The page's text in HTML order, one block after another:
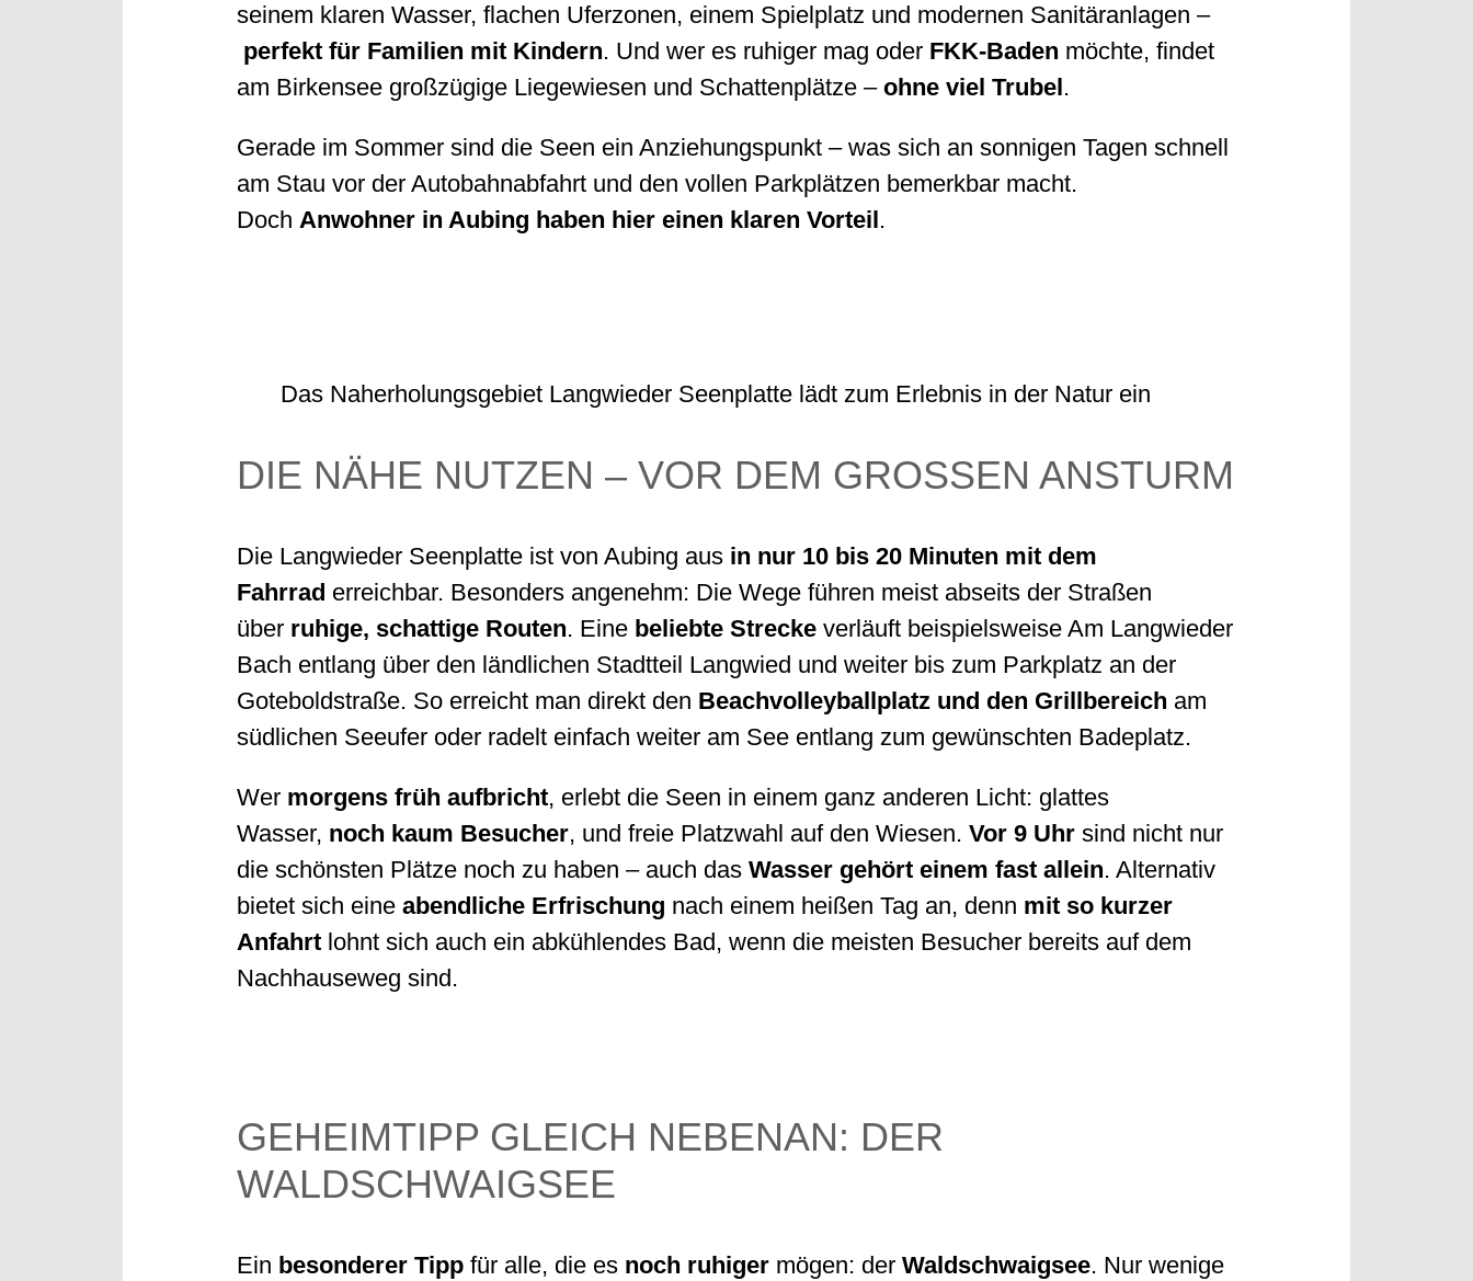
seinem klaren Wasser, flachen Uferzonen, einem Spielplatz und modernen Sanitäranlagen –
perfekt für Familien mit Kindern. Und wer es ruhiger mag oder FKK-Baden möchte, findet
am Birkensee großzügige Liegewiesen und Schattenplätze – ohne viel Trubel .
Gerade im Sommer sind die Seen ein Anziehungspunkt – was sich an sonnigen Tagen schnell
am Stau vor der Autobahnabfahrt und den vollen Parkplätzen bemerkbar macht.
Doch Anwohner in Aubing haben hier einen klaren Vorteil .
Das Naherholungsgebiet Langwieder Seenplatte lädt zum Erlebnis in der Natur ein
DIE NÄHE NUTZEN – VOR DEM GROSSEN ANSTURM
Die Langwieder Seenplatte ist von Aubing aus in nur 10 bis 20 Minuten mit dem
Fahrrad erreichbar. Besonders angenehm: Die Wege führen meist abseits der Straßen
über ruhige, schattige Routen. Eine beliebte Strecke verläuft beispielsweise Am Langwieder
Bach entlang über den ländlichen Stadtteil Langwied und weiter bis zum Parkplatz an der
Goteboldstraße. So erreicht man direkt den Beachvolleyballplatz und den Grillbereich am
südlichen Seeufer oder radelt einfach weiter am See entlang zum gewünschten Badeplatz.
Wer morgens früh aufbricht, erlebt die Seen in einem ganz anderen Licht: glattes
Wasser, noch kaum Besucher, und freie Platzwahl auf den Wiesen. Vor 9 Uhr sind nicht nur
die schönsten Plätze noch zu haben – auch das Wasser gehört einem fast allein. Alternativ
bietet sich eine abendliche Erfrischung nach einem heißen Tag an, denn mit so kurzer
Anfahrt lohnt sich auch ein abkühlendes Bad, wenn die meisten Besucher bereits auf dem
Nachhauseweg sind.
GEHEIMTIPP GLEICH NEBENAN: DER
WALDSCHWAIGSEE
Ein besonderer Tipp für alle, die es noch ruhiger mögen: der Waldschwaigsee. Nur wenige